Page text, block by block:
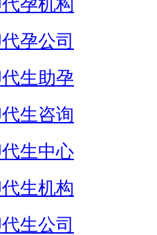
孕机构
孕公司
生助孕
生咨询
生中心
生机构
生公司